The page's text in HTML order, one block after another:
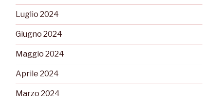
Luglio 2024
Giugno 2024
Maggio 2024
Aprile 2024
Marzo 2024